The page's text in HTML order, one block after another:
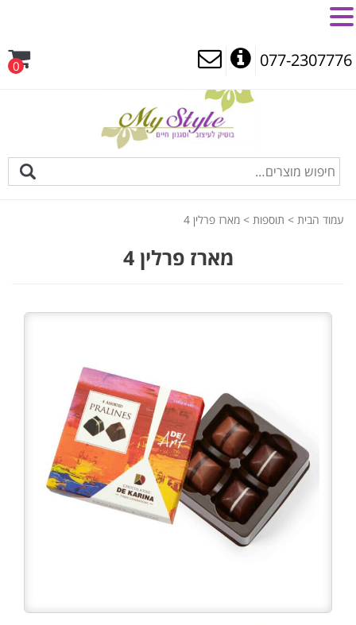
077-2307776
0
עמוד הבית > תוספות > מארז פרלין 4
מארז פרלין 4